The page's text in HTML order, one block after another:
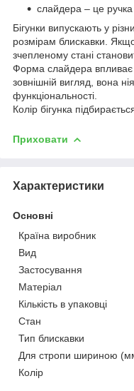
слайдера – це ручка
Бігунки випускають у
розмірам блискавки.
зчепленому стані
Форма слайдера впливає
зовнішній вигляд, вона
функціональності.
Колір бігунка
Приховати
Характеристики
Основні
Країна виробник
Вид
Застосування
Матеріал
Кількість в упаковці
Стан
Тип блискавки
Для стропи шириною
Колір